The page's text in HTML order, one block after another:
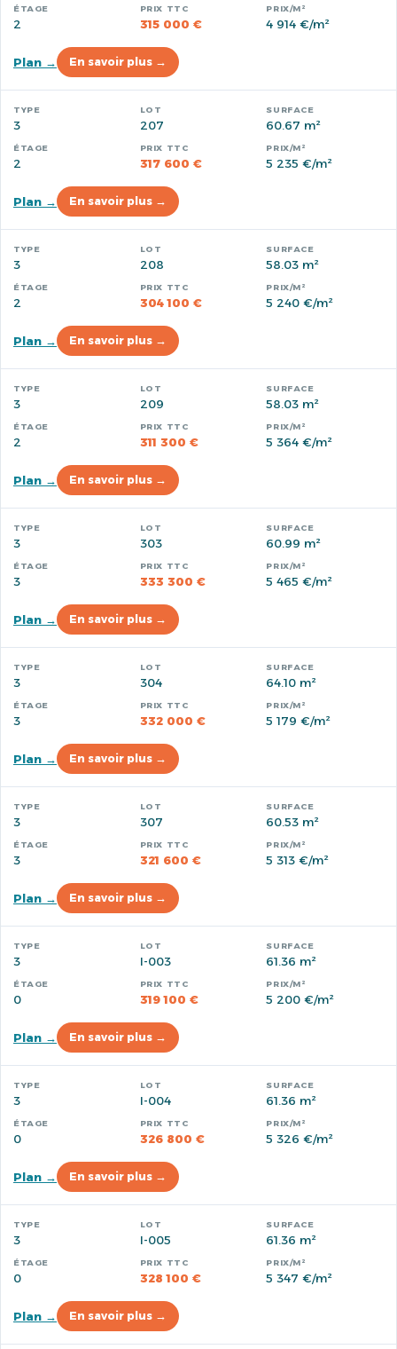
2 315 000 € 4 914 €/m²
Plan → En savoir plus →
3 207 60.67 m²
2 317 600 € 5 235 €/m²
Plan → En savoir plus →
3 208 58.03 m²
2 304 100 € 5 240 €/m²
Plan → En savoir plus →
3 209 58.03 m²
2 311 300 € 5 364 €/m²
Plan → En savoir plus →
3 303 60.99 m²
3 333 300 € 5 465 €/m²
Plan → En savoir plus →
3 304 64.10 m²
3 332 000 € 5 179 €/m²
Plan → En savoir plus →
3 307 60.53 m²
3 321 600 € 5 313 €/m²
Plan → En savoir plus →
3 I-003 61.36 m²
0 319 100 € 5 200 €/m²
Plan → En savoir plus →
3 I-004 61.36 m²
0 326 800 € 5 326 €/m²
Plan → En savoir plus →
3 I-005 61.36 m²
0 328 100 € 5 347 €/m²
Plan → En savoir plus →